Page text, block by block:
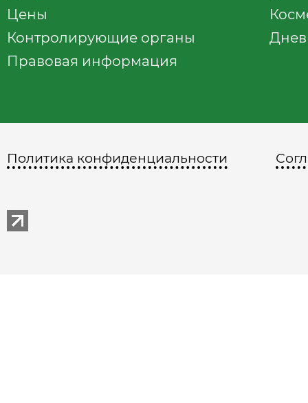
Цены
Контролирующие органы
Правовая информация
Политика конфиденциальности